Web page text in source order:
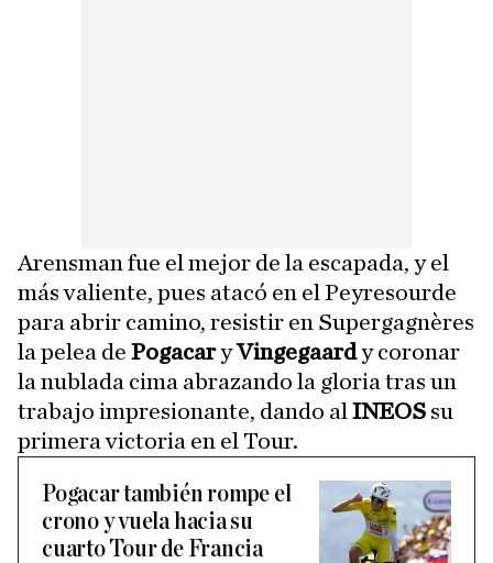
Arensman fue el mejor de la escapada, y el
más valiente, pues atacó en el Peyresourde
para abrir camino, resistir en Supergagnères
la pelea de PogacaryVingegaardy coronar
la nublada cima abrazando la gloria tras un
trabajo impresionante, dando al INEOS su
primera victoria en el Tour.
Pogacar también rompe el
crono y vuela hacia su
cuarto Tour de Francia